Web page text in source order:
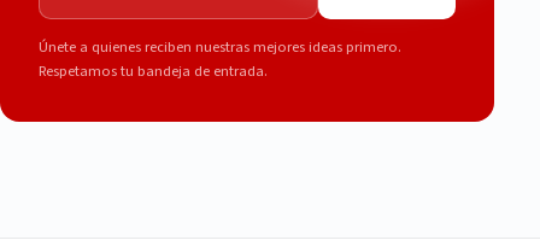
Únete a quienes reciben nuestras mejores ideas primero.
Respetamos tu bandeja de entrada.